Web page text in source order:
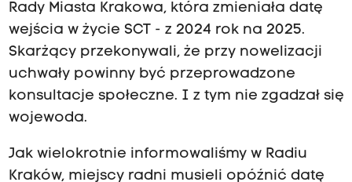
Rady Miasta Krakowa, która zmieniała datę
wejścia w życie SCT - z 2024 rok na 2025.
Skarżący przekonywali, że przy nowelizacji
uchwały powinny być przeprowadzone
konsultacje społeczne. I z tym nie zgadzał się
wojewoda.
Jak wielokrotnie informowaliśmy w Radiu
Kraków, miejscy radni musieli opóźnić datę